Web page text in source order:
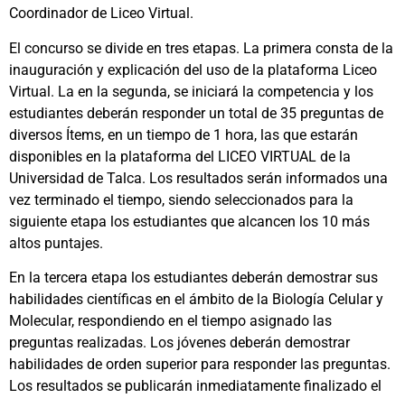
Coordinador de Liceo Virtual.
El concurso se divide en tres etapas. La primera consta de la
inauguración y explicación del uso de la plataforma Liceo
Virtual. La en la segunda, se iniciará la competencia y los
estudiantes deberán responder un total de 35 preguntas de
diversos Ítems, en un tiempo de 1 hora, las que estarán
disponibles en la plataforma del LICEO VIRTUAL de la
Universidad de Talca. Los resultados serán informados una
vez terminado el tiempo, siendo seleccionados para la
siguiente etapa los estudiantes que alcancen los 10 más
altos puntajes.
En la tercera etapa los estudiantes deberán demostrar sus
habilidades científicas en el ámbito de la Biología Celular y
Molecular, respondiendo en el tiempo asignado las
preguntas realizadas. Los jóvenes deberán demostrar
habilidades de orden superior para responder las preguntas.
Los resultados se publicarán inmediatamente finalizado el